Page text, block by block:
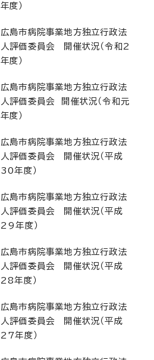
年度）
広島市病院事業地方独立行政法
人評価委員会 開催状況（令和2
年度）
広島市病院事業地方独立行政法
人評価委員会 開催状況（令和元
年度）
広島市病院事業地方独立行政法
人評価委員会 開催状況（平成
30年度）
広島市病院事業地方独立行政法
人評価委員会 開催状況（平成
29年度）
広島市病院事業地方独立行政法
人評価委員会 開催状況（平成
28年度）
広島市病院事業地方独立行政法
人評価委員会 開催状況（平成
27年度）